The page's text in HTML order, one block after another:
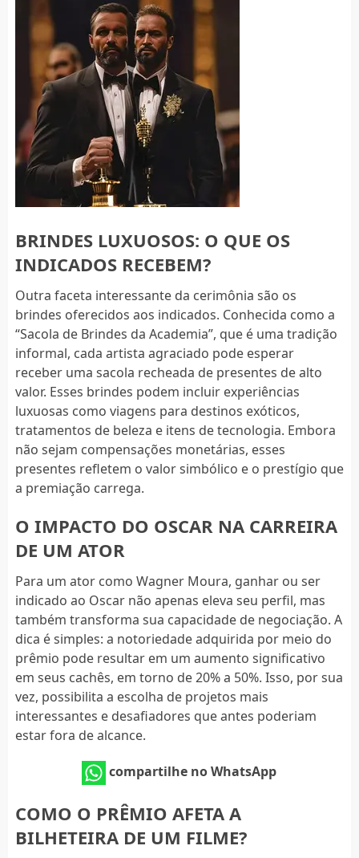
BRINDES LUXUOSOS: O QUE OS
INDICADOS RECEBEM?
Outra faceta interessante da cerimônia são os
brindes oferecidos aos indicados. Conhecida como a
“Sacola de Brindes da Academia”, que é uma tradição
informal, cada artista agraciado pode esperar
receber uma sacola recheada de presentes de alto
valor. Esses brindes podem incluir experiências
luxuosas como viagens para destinos exóticos,
tratamentos de beleza e itens de tecnologia. Embora
não sejam compensações monetárias, esses
presentes refletem o valor simbólico e o prestígio que
a premiação carrega.
O IMPACTO DO OSCAR NA CARREIRA
DE UM ATOR
Para um ator como Wagner Moura, ganhar ou ser
indicado ao Oscar não apenas eleva seu perfil, mas
também transforma sua capacidade de negociação. A
dica é simples: a notoriedade adquirida por meio do
prêmio pode resultar em um aumento significativo
em seus cachês, em torno de 20% a 50%. Isso, por sua
vez, possibilita a escolha de projetos mais
interessantes e desafiadores que antes poderiam
estar fora de alcance.
compartilhe no WhatsApp
COMO O PRÊMIO AFETA A
BILHETEIRA DE UM FILME?